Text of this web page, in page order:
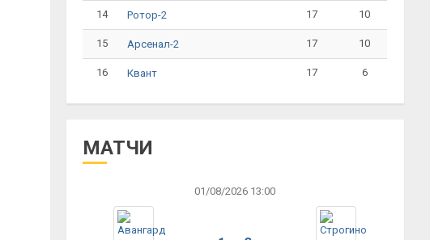
14 Ротор-2 17 10
15 Арсенал-2 17 10
16 Квант 17 6
МАТЧИ
01/08/2026 13:00